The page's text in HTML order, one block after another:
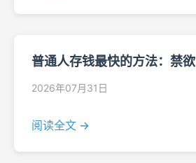
普通人存钱最快的方法：禁欲
2026年07月31日
阅读全文 →